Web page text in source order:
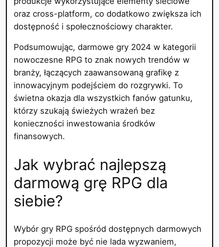
oraz cross-platform, co dodatkowo zwiększa ich
dostępność i społecznościowy charakter.
Podsumowując, darmowe gry 2024 w kategorii
nowoczesne RPG to znak nowych trendów w
branży, łączących zaawansowaną grafikę z
innowacyjnym podejściem do rozgrywki. To
świetna okazja dla wszystkich fanów gatunku,
którzy szukają świeżych wrażeń bez
konieczności inwestowania środków
finansowych.
Jak wybrać najlepszą
darmową grę RPG dla
siebie?
Wybór gry RPG spośród dostępnych darmowych
propozycji może być nie lada wyzwaniem,